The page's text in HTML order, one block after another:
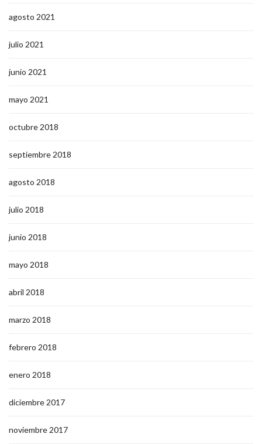
agosto 2021
julio 2021
junio 2021
mayo 2021
octubre 2018
septiembre 2018
agosto 2018
julio 2018
junio 2018
mayo 2018
abril 2018
marzo 2018
febrero 2018
enero 2018
diciembre 2017
noviembre 2017